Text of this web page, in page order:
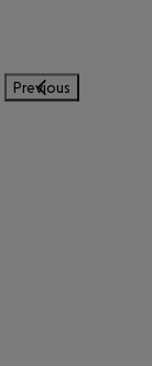
Previous